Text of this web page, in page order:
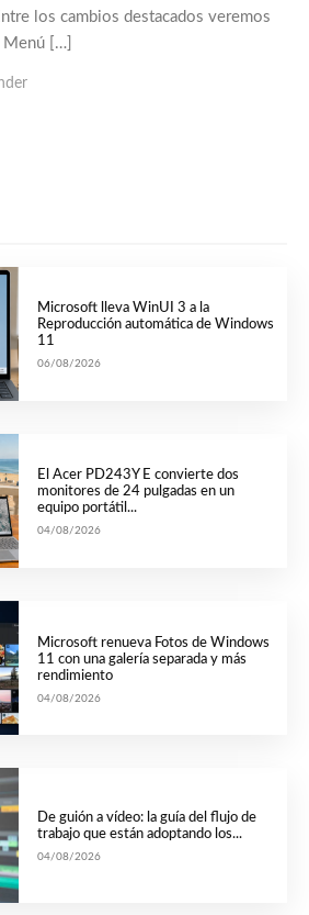
los cambios destacados veremos
Menú […]
Microsoft lleva WinUI 3 a la
Reproducción automática de Windows
11
06/08/2026
El Acer PD243Y E convierte dos
monitores de 24 pulgadas en un
equipo portátil...
04/08/2026
Microsoft renueva Fotos de Windows
11 con una galería separada y más
rendimiento
04/08/2026
De guión a vídeo: la guía del flujo de
trabajo que están adoptando los...
04/08/2026